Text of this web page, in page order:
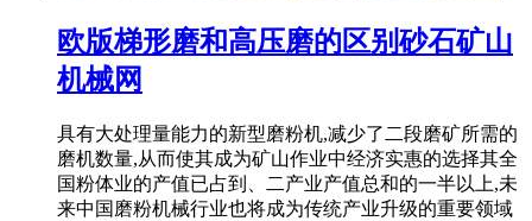
欧版梯形磨和高压磨的区别砂石矿山
机械网
具有大处理量能力的新型磨粉机,减少了二段磨矿所需的
磨机数量,从而使其成为矿山作业中经济实惠的选择其全
国粉体业的产值已占到、二产业产值总和的一半以上,未
来中国磨粉机械行业也将成为传统产业升级的重要领域